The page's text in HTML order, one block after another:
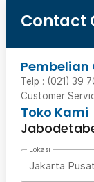
Contact
Pembelian
Telp : (021) 39
Customer
Toko Kami
Lokasi
Jakarta Pusat